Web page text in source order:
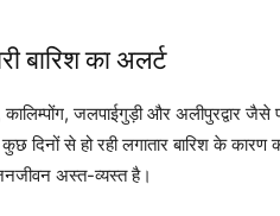
बारिश का अलर्ट
कालिम्पोंग, जलपाईगुड़ी और अलीपुरद्वार
कुछ दिनों से हो रही लगातार बारिश के
अस्त-व्यस्त है।